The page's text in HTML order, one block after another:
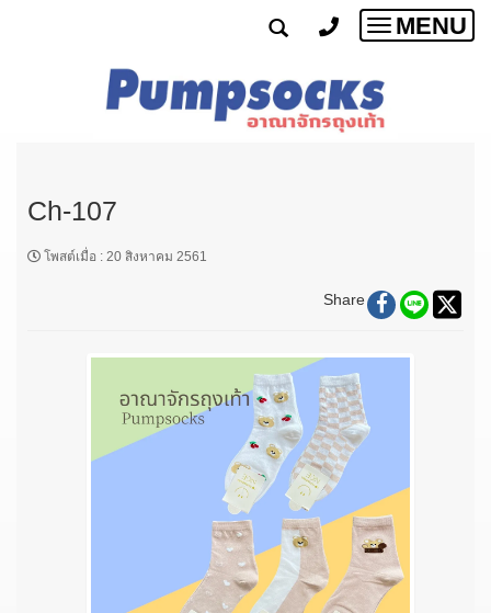
Toggle
MENU
Ch-107
โพสต์เมื่อ : 20 สิงหาคม 2561
Share